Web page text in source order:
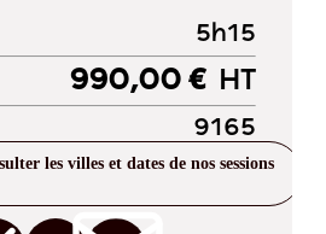
5h15
990,00 € HT
9165
les villes et dates de nos sessions